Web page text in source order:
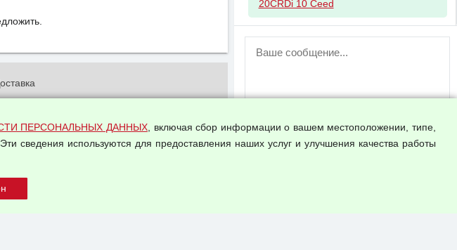
и возвраты
ПЕРСОНАЛЬНЫХ ДАННЫХ, включая сбор информации о вашем местоположении, типе,
сведения используются для предоставления наших услуг и улучшения качества работы
20CRDi 10 Ceed
ВНИМАНИЕ!
пользователей временно отключена!
аккаунт.